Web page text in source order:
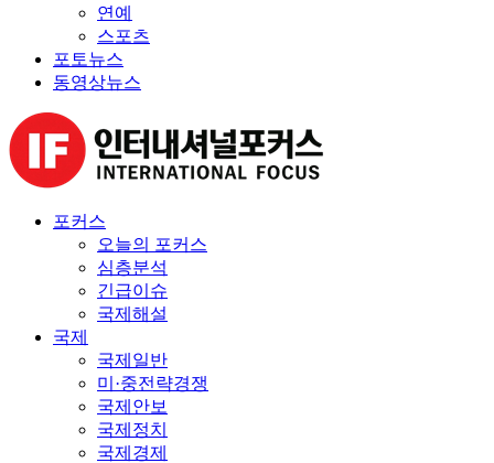
연예
스포츠
포토뉴스
동영상뉴스
포커스
오늘의 포커스
심층분석
긴급이슈
국제해설
국제
국제일반
미·중전략경쟁
국제안보
국제정치
국제경제